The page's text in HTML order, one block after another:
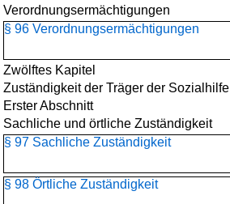
Verordnungsermächtigungen
§ 96 Verordnungsermächtigungen
Zwölftes Kapitel
Zuständigkeit der Träger der Sozialhilfe
Erster Abschnitt
Sachliche und örtliche Zuständigkeit
§ 97 Sachliche Zuständigkeit
§ 98 Örtliche Zuständigkeit